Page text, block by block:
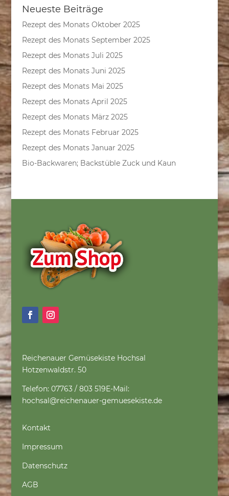
Neueste Beiträge
Rezept des Monats Oktober 2025
Rezept des Monats September 2025
Rezept des Monats Juli 2025
Rezept des Monats Juni 2025
Rezept des Monats Mai 2025
Rezept des Monats April 2025
Rezept des Monats März 2025
Rezept des Monats Februar 2025
Rezept des Monats Januar 2025
Bio-Backwaren; Backstüble Zuck und Kaun
Reichenauer Gemüsekiste Hochsal
Hotzenwaldstr. 50
Telefon: 07763 / 803 519E-Mail:
hochsal@reichenauer-gemuesekiste.de
Kontakt
Impressum
Datenschutz
AGB